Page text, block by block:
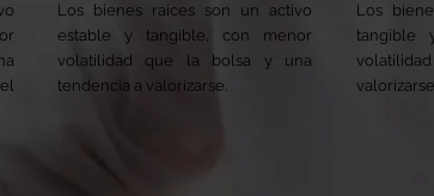
Los bienes raíces son un activo
estable y tangible, con menor
volatilidad que la bolsa y una
tendencia a valorizarse.
Los
tangible